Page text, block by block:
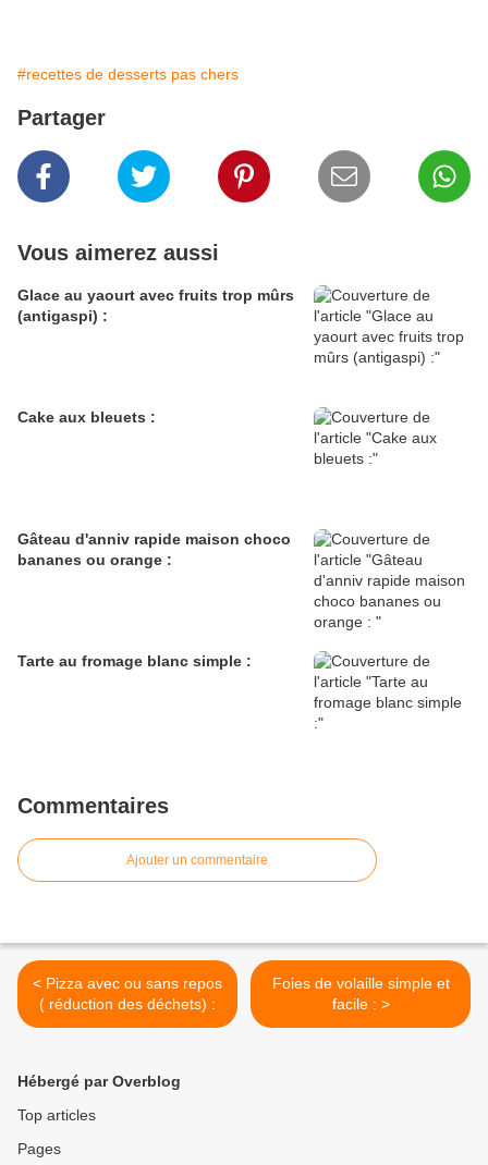
#recettes de desserts pas chers
Partager
Vous aimerez aussi
Glace au yaourt avec fruits trop mûrs
(antigaspi) :
Cake aux bleuets :
Gâteau d'anniv rapide maison choco
bananes ou orange :
Tarte au fromage blanc simple :
Commentaires
Ajouter un commentaire
< Pizza avec ou sans repos
( réduction des déchets) :
Foies de volaille simple et
facile : >
Hébergé par Overblog
Top articles
Pages